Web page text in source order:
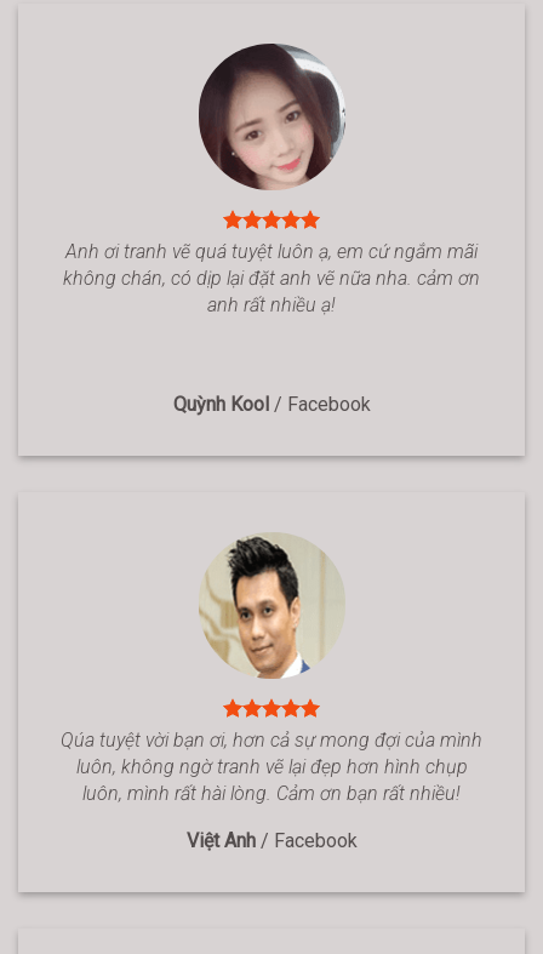
Anh ơi tranh vẽ quá tuyệt luôn ạ, em cứ ngắm mãi
không chán, có dịp lại đặt anh vẽ nữa nha. cảm ơn
anh rất nhiều ạ!
Quỳnh Kool / Facebook
Qúa tuyệt vời bạn ơi, hơn cả sự mong đợi của mình
luôn, không ngờ tranh vẽ lại đẹp hơn hình chụp
luôn, mình rất hài lòng. Cảm ơn bạn rất nhiều!
Việt Anh / Facebook